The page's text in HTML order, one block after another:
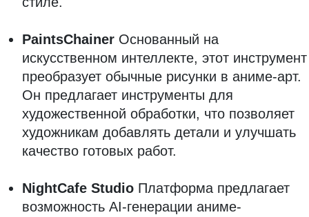
PaintsChainer Основанный на
искусственном интеллекте, этот инструмент
преобразует обычные рисунки в аниме-арт.
Он предлагает инструменты для
художественной обработки, что позволяет
художникам добавлять детали и улучшать
качество готовых работ.
NightCafe Studio Платформа предлагает
возможность AI-генерации аниме-